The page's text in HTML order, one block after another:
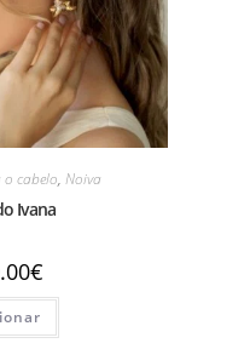
o cabelo,Noiva
Ivana
€